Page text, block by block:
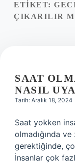
Yasal Uyarı
ETIKET:
ÇIKARILIR
SAAT
NASIL
Tarih: Aralık 18, 2024
Saat yokken
olmadığında ve
gerektiğinde,
İnsanlar çok